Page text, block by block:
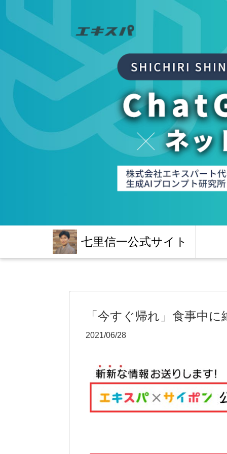
七里信一公式サイト
「今すぐ帰れ」食事中
2021/06/28